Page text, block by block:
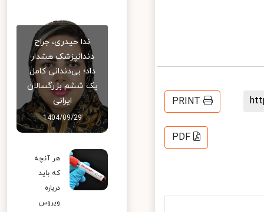
PRINT
PDF
ندا حیدری، جراح
دندانپزشک هشدار
داد؛ بی‌دندانی کامل
یک ششم بزرگسالان
ایرانی
1404/09/29
هر آنچه
که باید
درباره
ویروس